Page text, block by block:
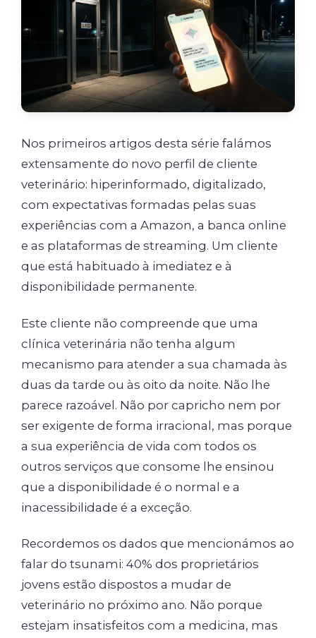
Nos primeiros artigos desta série falámos
extensamente do novo perfil de cliente
veterinário: hiperinformado, digitalizado,
com expectativas formadas pelas suas
experiências com a Amazon, a banca online
e as plataformas de streaming. Um cliente
que está habituado à imediatez e à
disponibilidade permanente.
Este cliente não compreende que uma
clínica veterinária não tenha algum
mecanismo para atender a sua chamada às
duas da tarde ou às oito da noite. Não lhe
parece razoável. Não por capricho nem por
ser exigente de forma irracional, mas porque
a sua experiência de vida com todos os
outros serviços que consome lhe ensinou
que a disponibilidade é o normal e a
inacessibilidade é a exceção.
Recordemos os dados que mencionámos ao
falar do tsunami: 40% dos proprietários
jovens estão dispostos a mudar de
veterinário no próximo ano. Não porque
estejam insatisfeitos com a medicina, mas